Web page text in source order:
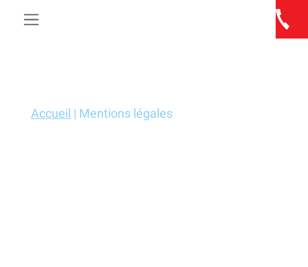
Skip to main content
Accueil | Mentions légales